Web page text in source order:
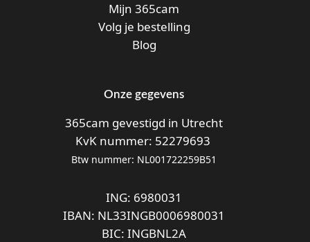
Mijn 365cam
Volg je bestelling
Blog
Onze gegevens
365cam gevestigd in Utrecht
KvK nummer: 52279693
Btw nummer: NL001722259B51
ING: 6980031
IBAN: NL33INGB0006980031
BIC: INGBNL2A